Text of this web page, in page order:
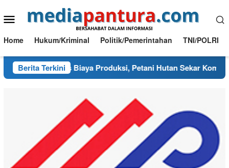
ke
Menu
Mobile
Home Hukum/Kriminal Politik/Pemerintahan TNI/POLRI
Berita Terkini
Pangkas Biaya Produksi, Petani Hutan Sekar Kompak Racik